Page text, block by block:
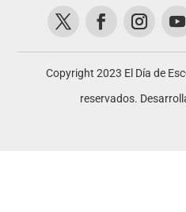
Copyright 2023 El Día de
reservados.